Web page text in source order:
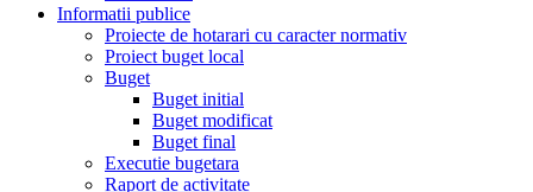
Informatii publice
Proiecte de hotarari cu caracter normativ
Proiect buget local
Buget
Buget initial
Buget modificat
Buget final
Executie bugetara
Raport de activitate